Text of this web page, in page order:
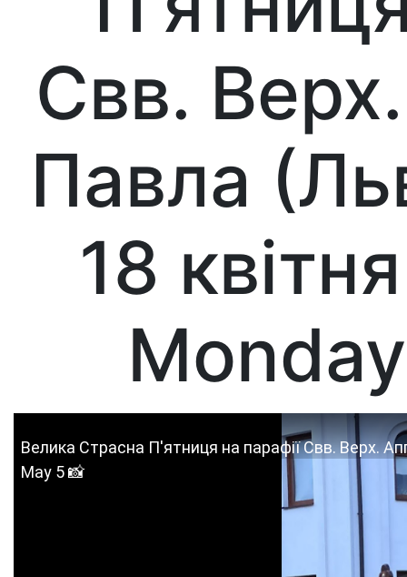
Свв.
Павла
18
Велика Страсна П'ятниця на парафії Свв. Верх.
May 5 📸